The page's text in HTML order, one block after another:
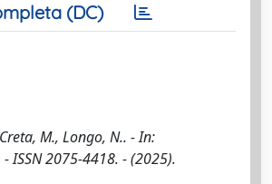
(DC)
M., Longo, N.. - In:
- ISSN 2075-4418. - (2025).